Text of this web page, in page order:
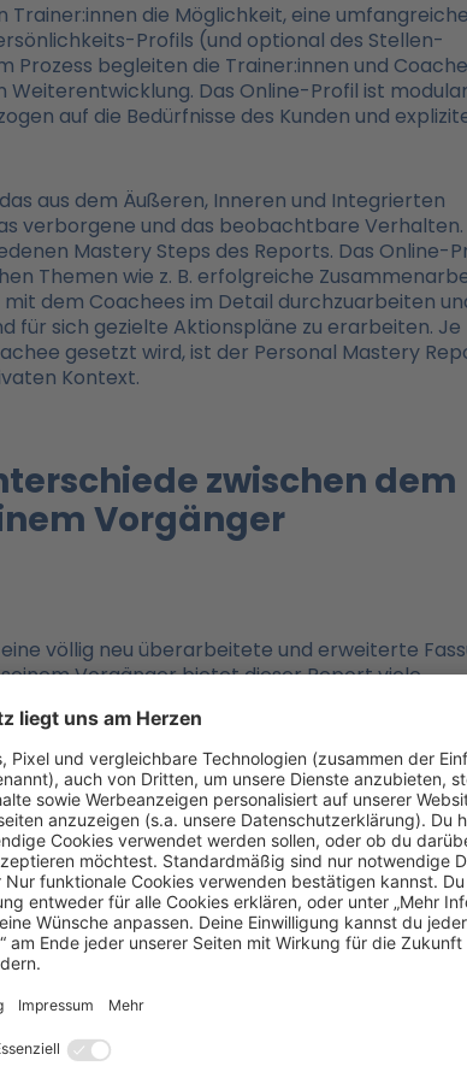
die Möglichkeit, eine umfangreiche
Profils (und optional des Stellen-
begleiten die Trainer:innen und
Das Online-Profil ist modular
auf die Bedürfnisse des Kunden und
aus dem Äußeren, Inneren und Integrierten
verborgene und das beobachtbare Verhalten.
Mastery Steps des Reports. Das Online-
Themen wie z. B. erfolgreiche
dem Coachees im Detail durchzuarbeiten
für sich gezielte Aktionspläne zu erarbeiten. Je
gesetzt wird, ist der Personal Mastery
Kontext.
zwischen dem
Vorgänger
völlig neu überarbeitete und erweiterte
Vorgänger bietet dieser Report viele
attraktiv und lesefreundlich.
ein ausführliches Inhaltsverzeichnis in
aller im Online-Profil enthaltenen
Charakterdes Reports. Der Anwender hat
ohne ihn ausdrucken zu müssen. So
und ist in der Lage, die im Report
am Computer zu bearbeiten und das
Online-Profils „Persönlichkeit im Fokus“
stilistisch modifizierten Form und in einer
dem
Mastery Report eingeflossen.